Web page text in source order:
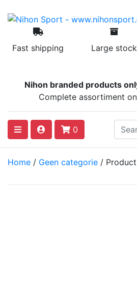
Fast shipping Large stock
Nihon branded products
Complete assortiment on
0
Home / Geen categorie / Product